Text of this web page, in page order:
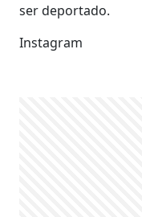
ser deportado.
Instagram